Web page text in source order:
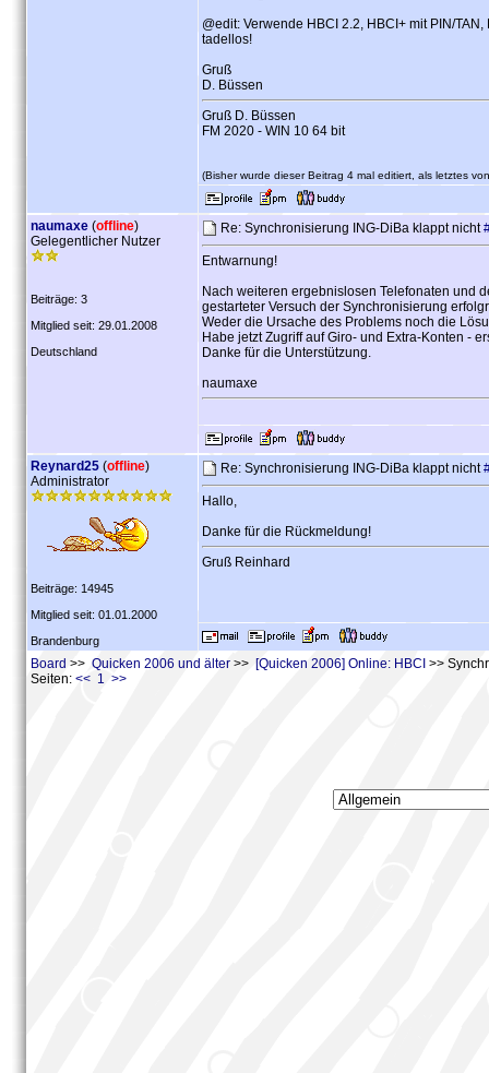
@edit: Verwende HBCI 2.2, HBCI+ mit PIN/
tadellos!
Gruß
D. Büssen
Gruß D. Büssen
FM 2020 - WIN 10 64 bit
(Bisher wurde dieser Beitrag 4 mal editiert, als letztes
naumaxe (offline)
Gelegentlicher Nutzer
Beiträge: 3
Mitglied seit: 29.01.2008
Deutschland
Re: Synchronisierung ING-DiBa klappt nicht
Entwarnung!
Nach weiteren ergebnislosen Telefonaten und
gestarteter Versuch der Synchronisierung
Weder die Ursache des Problems noch die
Habe jetzt Zugriff auf Giro- und Extra-Konten -
Danke für die Unterstützung.
naumaxe
Reynard25 (offline)
Administrator
Beiträge: 14945
Mitglied seit: 01.01.2000
Brandenburg
Re: Synchronisierung ING-DiBa klappt nicht
Hallo,
Danke für die Rückmeldung!
Gruß Reinhard
Board >> Quicken 2006 und älter >> [Quicken 2006] Online: HBCI >>
Seiten: << 1 >>